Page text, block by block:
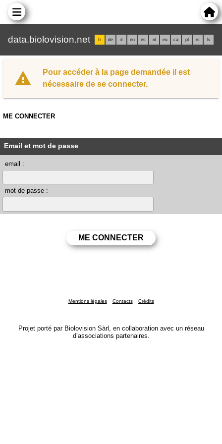
data.biolovision.net fr de it en es nl eu ca pl rs lv
Pour accéder à la page demandée il est
nécessaire de se connecter.
ME CONNECTER
Email et mot de passe
email :
mot de passe :
Mentions légales Contacts Crédits
Projet porté par Biolovision Sàrl, en collaboration avec un réseau
d’associations partenaires.